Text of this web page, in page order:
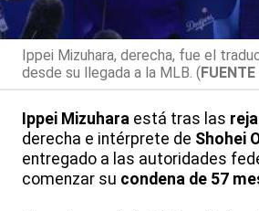
Ippei Mizuhara, derecha, fue el
desde su llegada a la MLB. (
Ippei Mizuhara está tras las
derecha e intérprete de Shohei
entregado a las autoridades
comenzar su condena de 57